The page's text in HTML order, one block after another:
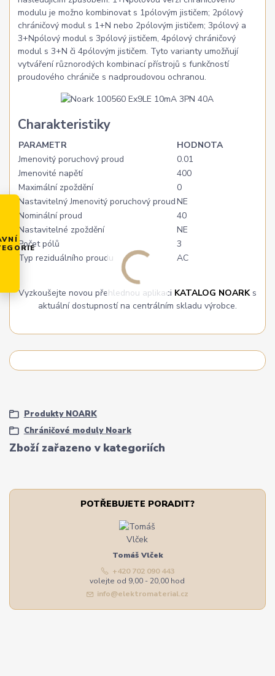
modulu je možno kombinovat s 1pólovým jističem; 2pólový
chráničový modul s 1+N nebo 2pólovým jističem; 3pólový a
3+Npólový modul s 3pólový jističem, 4pólový chráničový
modul s 3+N či 4pólovým jističem. Tyto varianty umožňují
vytváření různorodých kombinací přístrojů s funkčností
proudového chrániče s nadproudovou ochranou.
Charakteristiky
PARAMETR
HODNOTA
Jmenovitý poruchový proud
0.01
Jmenovité napětí
400
Maximální zpoždění
0
Nastavitelný Jmenovitý poruchový proudNE
Nominální proud
40
Nastavitelné zpoždění
NE
Počet pólů
3
Typ reziduálního proudu
AC
Vyzkoušejte novou přehlednou aplikaci KATALOG NOARKs
aktuální dostupností na centrálním skladu výrobce.
Zboží zařazeno v kategoriích
Produkty NOARK
Chráničové moduly Noark
POTŘEBUJETE PORADIT?
Tomáš Vlček
+420 702 090 443
volejte od 9,00 - 20,00 hod
info@elektromaterial.cz